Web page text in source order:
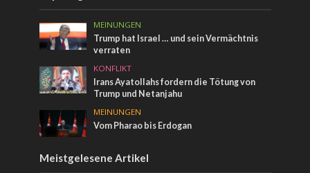
MEINUNGEN
Trump hat Israel … und sein Vermächtnis
verraten
KONFLIKT
Irans Ayatollahs fordern die Tötung von
Trump und Netanjahu
MEINUNGEN
Vom Pharao bis Erdogan
Meistgelesene Artikel